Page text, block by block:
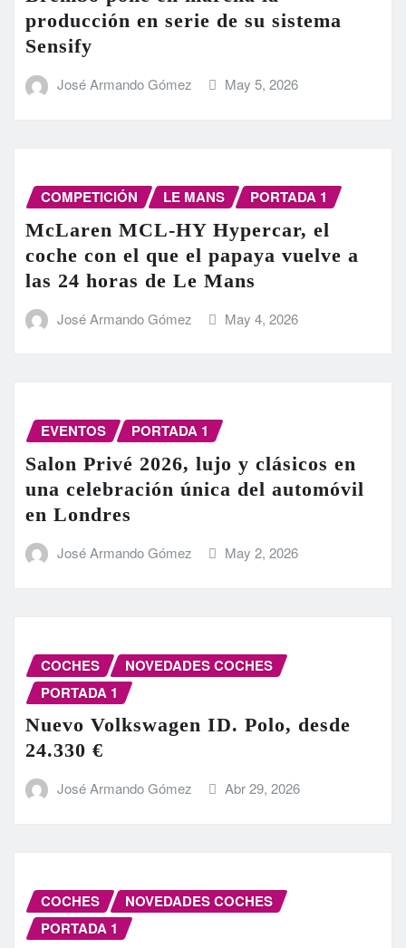
producción en serie de su sistema
Sensify
José Armando Gómez May 5, 2026
COMPETICIÓN LE MANS PORTADA 1
McLaren MCL-HY Hypercar, el
coche con el que el papaya vuelve a
las 24 horas de Le Mans
José Armando Gómez May 4, 2026
EVENTOS PORTADA 1
Salon Privé 2026, lujo y clásicos en
una celebración única del automóvil
en Londres
José Armando Gómez May 2, 2026
COCHES
NOVEDADES COCHES
PORTADA 1
Nuevo Volkswagen ID. Polo, desde
24.330 €
José Armando Gómez Abr 29, 2026
COCHES
NOVEDADES COCHES
PORTADA 1